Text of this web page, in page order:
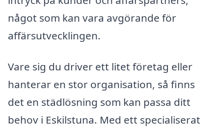
något som kan vara avgörande för
affärsutvecklingen.
Vare sig du driver ett litet företag eller
hanterar en stor organisation, så finns
det en städlösning som kan passa ditt
behov i Eskilstuna. Med ett specialiserat